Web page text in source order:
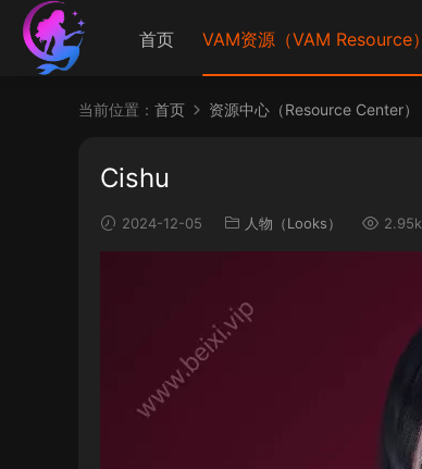
首页 VAM资源（VAM Resource）
当前位置： 首页 资源中心（Resource Center）
Cishu
2024-12-05 人物（Looks） 2.95k